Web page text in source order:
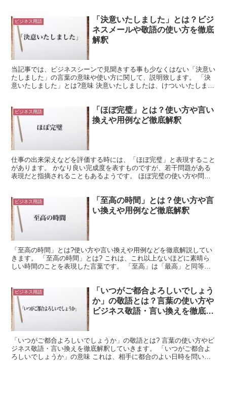
ビジネス用語
「決意いたしました」とは？ビジ
ネスメールや敬語の使い方を徹底
解釈
当記事では、ビジネスシーンで見聞きする事も少なくはない「決意い
たしました」の言葉の意味や使い方に関して、説明致します。 「決
意いたしました」とは?意味 決意いたしましたは、けついいたしまし
ビジネス用語
「ほぼ完璧」とは？使い方や言い
換えや用例など徹底解釈
仕事の出来栄えなどを評価する時には、「ほぼ完璧」と表現すること
があります。 かなり良い完成度を表すものですが、若干問題がある
表現だと指摘されることもあるようです。 ほぼ完璧の使い方や問題
ビジネス用語
「至高の時間」とは？使い方や言
い換えや用例など徹底解釈
「至高の時間」とは?使い方や言い換えや用例などを徹底解説してい
きます。 「至高の時間」とは? これは、これ以上ないほどに素晴ら
しい時間のことを表現した言葉です。 「至高」は「最高」と同等の
ビジネス用語
「いつがご都合よろしいでしょう
か」の敬語とは？言葉の使い方や
ビジネス敬語・言い換えを徹底解
「いつがご都合よろしいでしょうか」の敬語とは? 言葉の使い方やビ
ジネス敬語・言い換えを徹底解釈していきます。 「いつがご都合よ
ろしいでしょうか」の意味 これは、相手に都合のよい日時を問いか